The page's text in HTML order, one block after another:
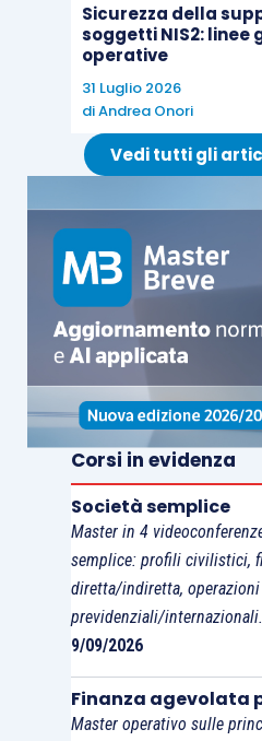
per tempo le situazioni di
Appare evidente
approccio alla
nell’attuale disciplina
fallimento, che è oggi
gestione della burocrazia
Non si nega che
traumatico
, ma si
imprescindibile
economica positiva di
dalpiccolo
agricoloaisoggetti del
Per approfondire
raccomandiamo il
Sicurezza della
soggetti NIS2: linee
operative
31 Luglio 2026
diAndrea Onori
Vedi tutti gli
Corsi in evidenza
Società semplice
Master in 4
semplice: profili civilistici,
diretta/indiretta,
previdenziali/internazionali.
9/09/2026
Finanza agevolata
Master operativo sulle